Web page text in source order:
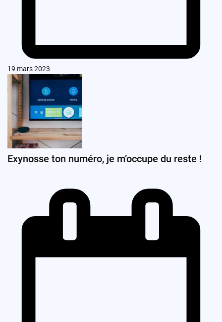
19 mars 2023
Exynosse ton numéro, je m’occupe du reste !